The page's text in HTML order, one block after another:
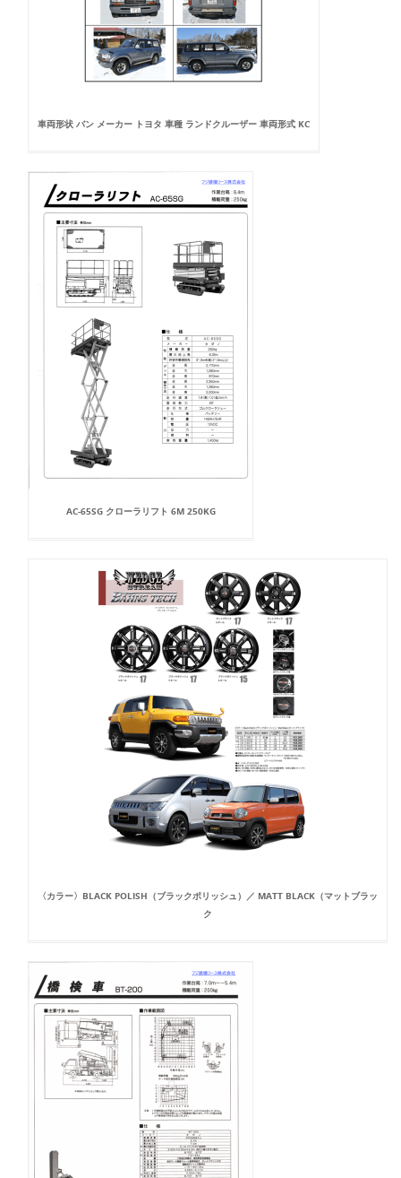
車両形状 バン メーカー トヨタ 車種 ランドクルーザー 車両形式 KC
AC-65SG クローラリフト 6M 250KG
〈カラー〉BLACK POLISH（ブラックポリッシュ）／ MATT BLACK（マットブラッ
ク